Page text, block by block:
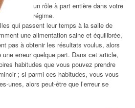
un rôle à part entière dans votre
régime.
qui passent leur temps à la salle de
une alimentation saine et équilibrée,
pas à obtenir les résultats voulus, alors
erreur quelque part. Dans cet article,
habitudes que vous pouvez prendre
; si parmi ces habitudes, vous vous
unes, alors peut-être que l’erreur se